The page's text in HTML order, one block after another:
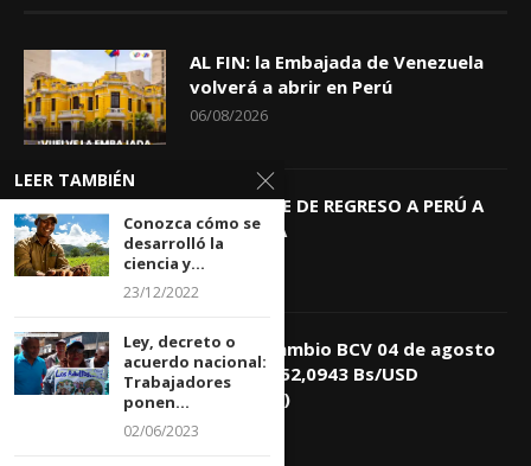
AL FIN: la Embajada de Venezuela
volverá a abrir en Perú
06/08/2026
KEIKO TRAE DE REGRESO A PERÚ A
GIOVANNA
04/08/2026
Tasa de Cambio BCV 04 de agosto
de 2026: 752,0943 Bs/USD
(+0,4418%)
04/08/2026
LEER TAMBIÉN
Conozca cómo se
desarrolló la
ciencia y...
23/12/2022
Ley, decreto o
acuerdo nacional:
Trabajadores
ponen...
02/06/2023